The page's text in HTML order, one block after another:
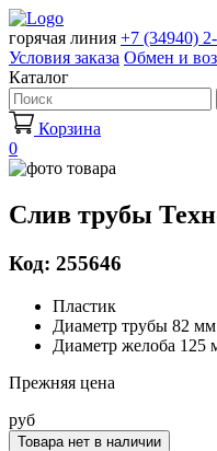
горячая линия +7 (34940)
Условия заказа Обмен и
Каталог
Корзина
0
Слив трубы
Код: 255646
Пластик
Диаметр трубы 82 мм
Диаметр желоба 125
Прежняя цена
руб
Товара нет в наличии